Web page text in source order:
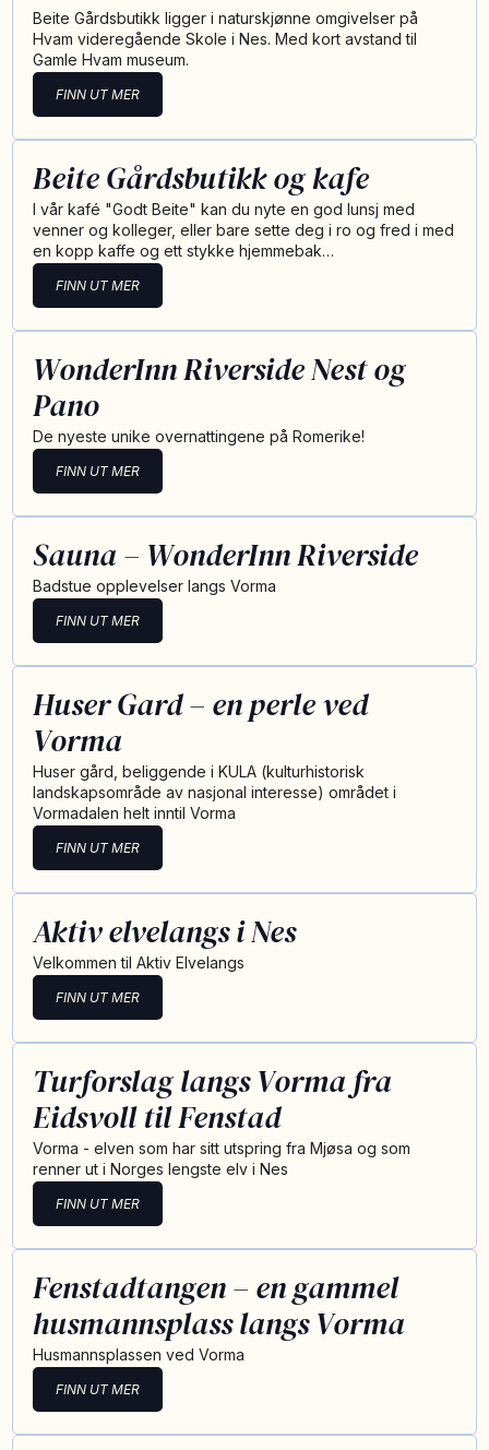
Beite Gårdsbutikk ligger i naturskjønne omgivelser på
Hvam videregående Skole i Nes. Med kort avstand til
Gamle Hvam museum.
FINN UT MER
Beite Gårdsbutikk og kafe
I vår kafé "Godt Beite" kan du nyte en god lunsj med
venner og kolleger, eller bare sette deg i ro og fred i med
en kopp kaffe og ett stykke hjemmebak…
FINN UT MER
WonderInn Riverside Nest og
Pano
De nyeste unike overnattingene på Romerike!
FINN UT MER
Sauna – WonderInn Riverside
Badstue opplevelser langs Vorma
FINN UT MER
Huser Gard – en perle ved
Vorma
Huser gård, beliggende i KULA (kulturhistorisk
landskapsområde av nasjonal interesse) området i
Vormadalen helt inntil Vorma
FINN UT MER
Aktiv elvelangs i Nes
Velkommen til Aktiv Elvelangs
FINN UT MER
Turforslag langs Vorma fra
Eidsvoll til Fenstad
Vorma - elven som har sitt utspring fra Mjøsa og som
renner ut i Norges lengste elv i Nes
FINN UT MER
Fenstadtangen – en gammel
husmannsplass langs Vorma
Husmannsplassen ved Vorma
FINN UT MER